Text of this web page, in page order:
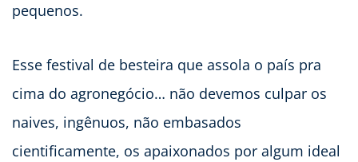
pequenos.
Esse festival de besteira que assola o país pra
cima do agronegócio… não devemos culpar os
naives, ingênuos, não embasados
cientificamente, os apaixonados por algum ideal